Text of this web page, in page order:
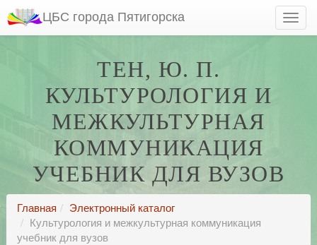
ЦБС города Пятигорска
ТЕН, Ю. П.
КУЛЬТУРОЛОГИЯ И
МЕЖКУЛЬТУРНАЯ
КОММУНИКАЦИЯ
УЧЕБНИК ДЛЯ ВУЗОВ
Главная
Электронный каталог
Культурология и межкультурная коммуникация
учебник для вузов